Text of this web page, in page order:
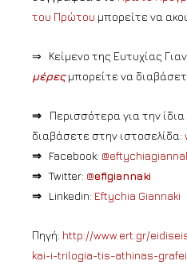
του Πρώτου μπορείτε να
⇒ Κείμενο της Ευτυχίας
μέρεςμπορείτε να
⇒
Περισσότερα για την
διαβάσετε στην ιστοσελίδα:
⇒ Facebook:
⇒ Twitter: @efigiannaki
⇒ Linkedin: Eftychia Giannaki
Πηγή: http://www.ert.gr/
kai-i-trilogia-tis-athinas-